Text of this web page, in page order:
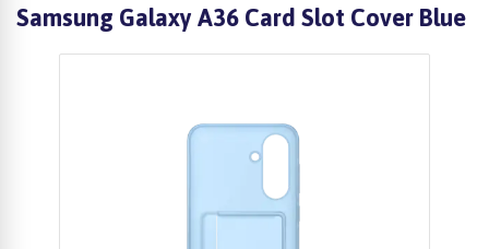
Samsung Galaxy A36 Card Slot Cover Blue